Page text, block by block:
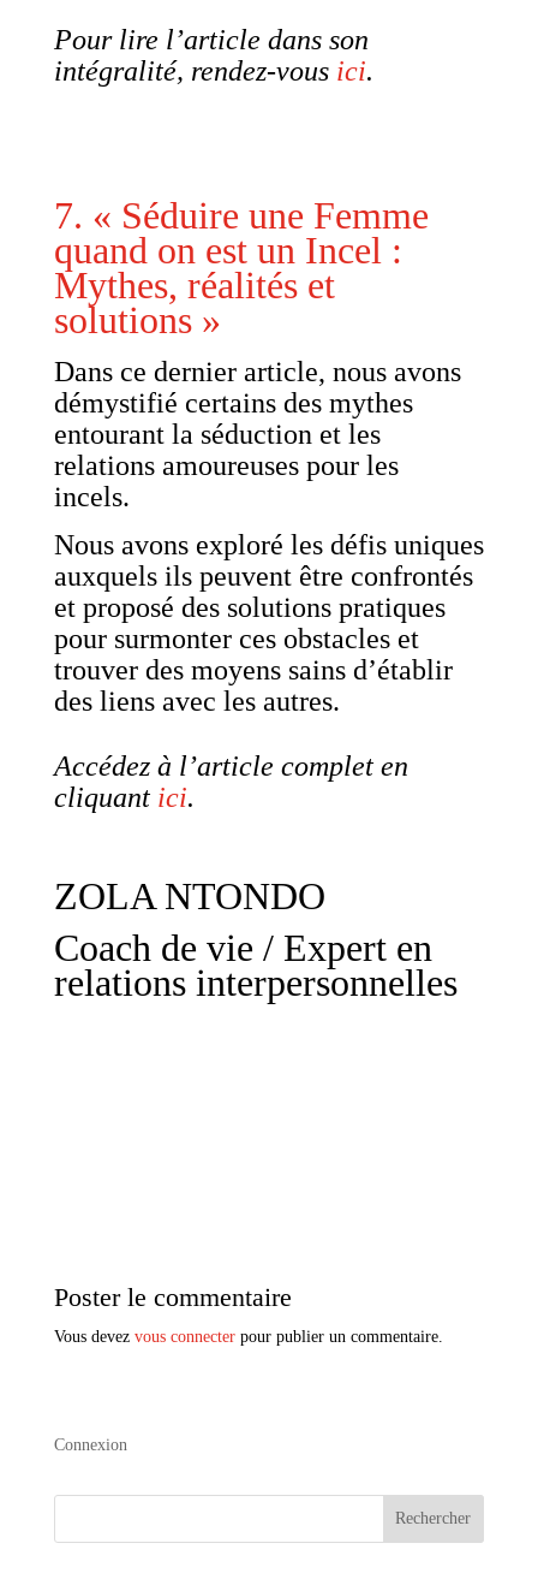
Pour lire l’article dans son
intégralité, rendez-vous ici.
7. « Séduire une Femme
quand on est un Incel :
Mythes, réalités et
solutions »
Dans ce dernier article, nous avons
démystifié certains des mythes
entourant la séduction et les
relations amoureuses pour les
incels.
Nous avons exploré les défis uniques
auxquels ils peuvent être confrontés
et proposé des solutions pratiques
pour surmonter ces obstacles et
trouver des moyens sains d’établir
des liens avec les autres.
Accédez à l’article complet en
cliquant ici.
ZOLA NTONDO
Coach de vie / Expert en
relations interpersonnelles
Poster le commentaire
Vous devez vous connecterpour publier un commentaire.
Connexion
Rechercher